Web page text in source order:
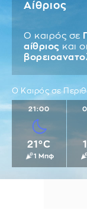
Αίθριος
Ο καιρός σε
αίθριος και
Ο Καιρός σε
21:00
21°C
1 Μπφ